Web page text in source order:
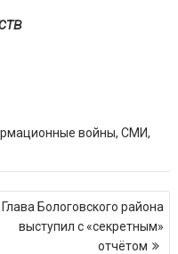
войны,СМИ,
Глава Бологовского района
выступил с «секретным»
отчётом